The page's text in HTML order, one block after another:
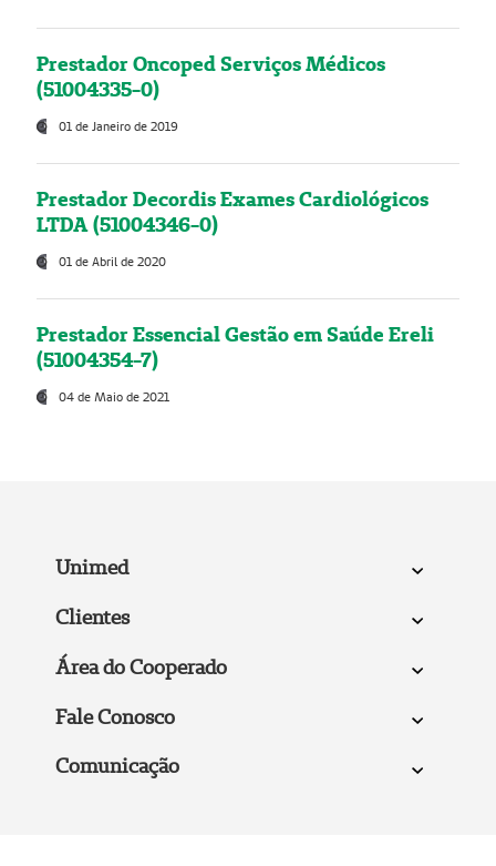
Prestador Oncoped Serviços Médicos
(51004335-0)
01 de Janeiro de 2019
Prestador Decordis Exames Cardiológicos
LTDA (51004346-0)
01 de Abril de 2020
Prestador Essencial Gestão em Saúde Ereli
(51004354-7)
04 de Maio de 2021
Unimed
Clientes
Área do Cooperado
Fale Conosco
Comunicação